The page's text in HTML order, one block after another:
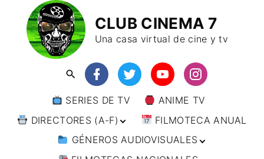
CLUB CINEMA 7
Una casa virtual de cine y tv
SERIES DE TV
ANIME TV
DIRECTORES (A-F)
DIRECTORES (F-L)
FILMOTECA ANUAL
GÉNEROS AUDIOVISUALES